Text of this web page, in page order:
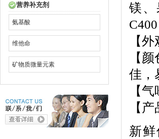
营养补充剂
氨基酸
维他命
矿物质微量元素
镁
【
【
佳，
【
【
新